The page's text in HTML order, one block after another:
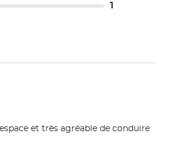
1
et très agréable de conduire